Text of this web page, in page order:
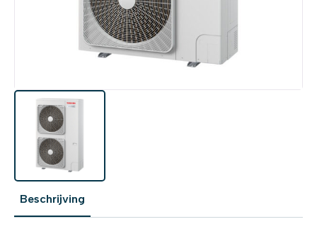
Beschrijving